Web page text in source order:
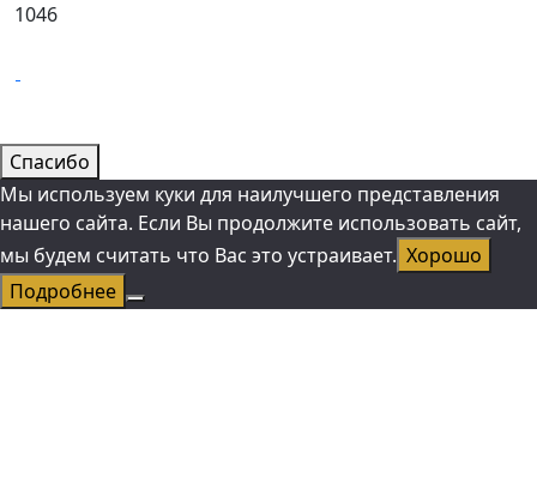
1046
Спасибо
Мы используем куки для наилучшего представления
нашего сайта. Если Вы продолжите использовать сайт,
мы будем считать что Вас это устраивает. Хорошо
Подробнее